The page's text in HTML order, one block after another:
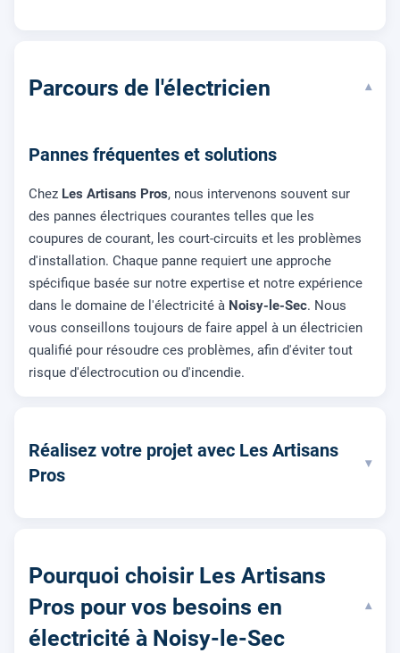
Parcours de l'électricien ▾
Pannes fréquentes et solutions
Chez Les Artisans Pros, nous intervenons souvent sur
des pannes électriques courantes telles que les
coupures de courant, les court-circuits et les problèmes
d'installation. Chaque panne requiert une approche
spécifique basée sur notre expertise et notre expérience
dans le domaine de l'électricité à Noisy-le-Sec. Nous
vous conseillons toujours de faire appel à un électricien
qualifié pour résoudre ces problèmes, afin d'éviter tout
risque d'électrocution ou d'incendie.
Réalisez votre projet avec Les Artisans
Pros
▾
Pourquoi choisir Les Artisans
Pros pour vos besoins en
électricité à Noisy-le-Sec
▾